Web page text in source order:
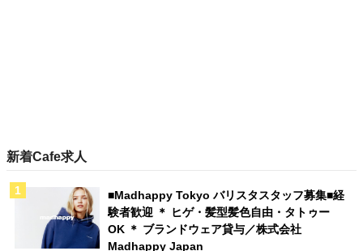
新着Cafe求人
■Madhappy Tokyo バリスタスタッフ募集■経
験者歓迎 ＊ ヒゲ・髪型髪色自由・タトゥー
OK ＊ ブランドウェア貸与／株式会社
Madhappy Japan